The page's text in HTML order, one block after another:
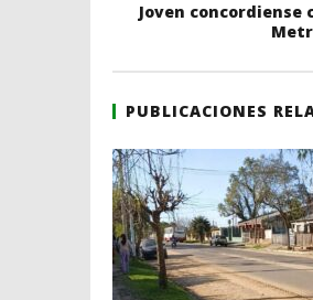
Joven concordiense
PUBLICACIONES